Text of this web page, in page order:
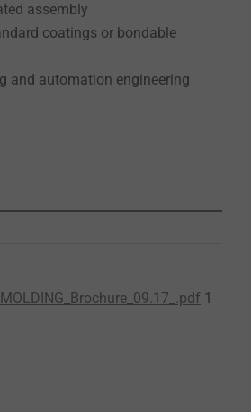
assembly
coatings or bondable
and automation engineering
1